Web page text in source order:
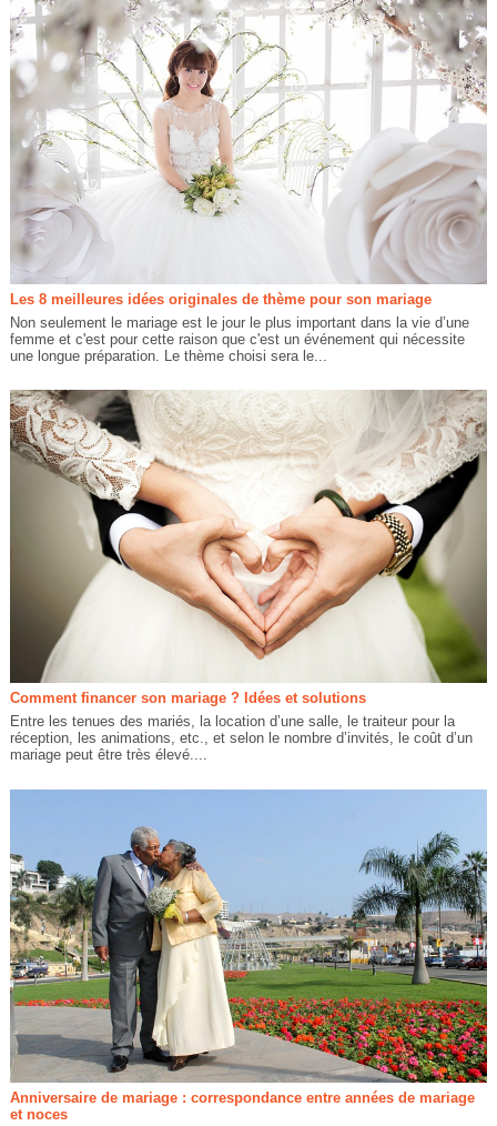
Les 8 meilleures idées originales de thème pour son mariage
Non seulement le mariage est le jour le plus important dans la vie d’une
femme et c'est pour cette raison que c'est un événement qui nécessite
une longue préparation. Le thème choisi sera le...
Comment financer son mariage ? Idées et solutions
Entre les tenues des mariés, la location d’une salle, le traiteur pour la
réception, les animations, etc., et selon le nombre d’invités, le coût d’un
mariage peut être très élevé....
Anniversaire de mariage : correspondance entre années de mariage
et noces